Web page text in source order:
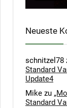
Neueste
schnitzel78
Standard
Update4
Mike zu
Standard